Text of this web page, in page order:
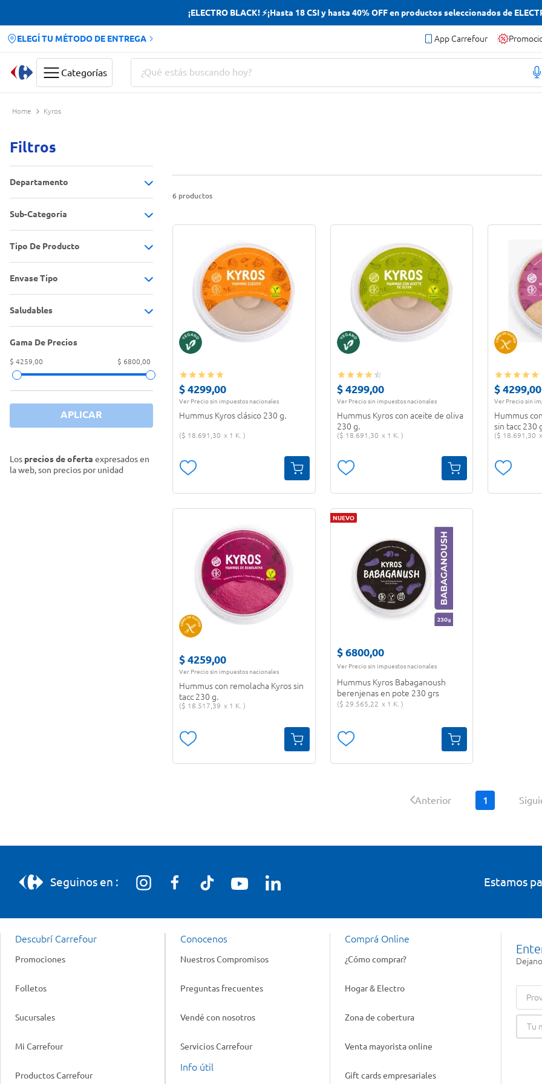
¡ELECTRO BLACK! ⚡¡Hasta 18 CSI y hasta 40% OFF en productos seleccionados de
ELEGÍ TU MÉTODO DE ENTREGA App Carrefour
Categorías
¿Qué estás buscando hoy?
Kyros
Filtros
Departamento
Lácteos y productos frescos
Sub-Categoría
Quesos cremas y untables
Tipo De Producto
Hummus
Envase Tipo
POTE(6
Saludables
Sin TACC(5)
Vegano
Gama De Precios
$ 4259,00 $ 6800,00
APLICAR
Los precios de oferta expresados en
la web, son precios por unidad
6 productos
$ 4299,00
Ver Precio sin impuestos nacionales
Hummus Kyros clásico 230 g.
$ 18.691 ,30 1 K.
$ 4299,00
Ver Precio sin impuestos nacionales
Hummus Kyros con aceite de oliva
230 g.
$ 18.691 ,30 1 K.
$ 4299,00
Ver Precio sin
Hummus
sin tacc 230
$ 18.691 ,30
$ 4259,00
Ver Precio sin impuestos nacionales
Hummus con remolacha Kyros sin
tacc 230 g.
$ 18.517,39 1 K.
NUEVO
$ 6800,00
Ver Precio sin impuestos nacionales
Hummus Kyros Babaganoush
berenjenas en pote 230 grs
$ 29.565,22 1 K.
Anterior 1
Seguinos en : Estamos
Descubrí Carrefour
Promociones
Folletos
Sucursales
Mi Carrefour
Productos Carrefour
Conocenos
Nuestros Compromisos
Preguntas frecuentes
Vendé con nosotros
Servicios Carrefour
Info útil
Comprá Online
¿Cómo comprar?
Hogar & Electro
Zona de cobertura
Venta mayorista online
Gift cards empresariales
Términos más buscados
Cerveza